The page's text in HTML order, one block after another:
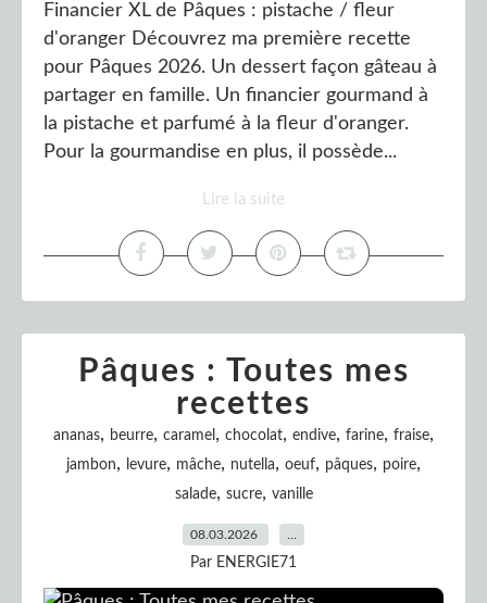
Financier XL de Pâques : pistache / fleur
d'oranger Découvrez ma première recette
pour Pâques 2026. Un dessert façon gâteau à
partager en famille. Un financier gourmand à
la pistache et parfumé à la fleur d'oranger.
Pour la gourmandise en plus, il possède...
Lire la suite
Pâques : Toutes mes
recettes
ananas, beurre, caramel , chocolat, endive, farine, fraise,
jambon, levure, mâche, nutella, oeuf, pâques, poire,
salade, sucre, vanille
08.03.2026
Par ENERGIE71